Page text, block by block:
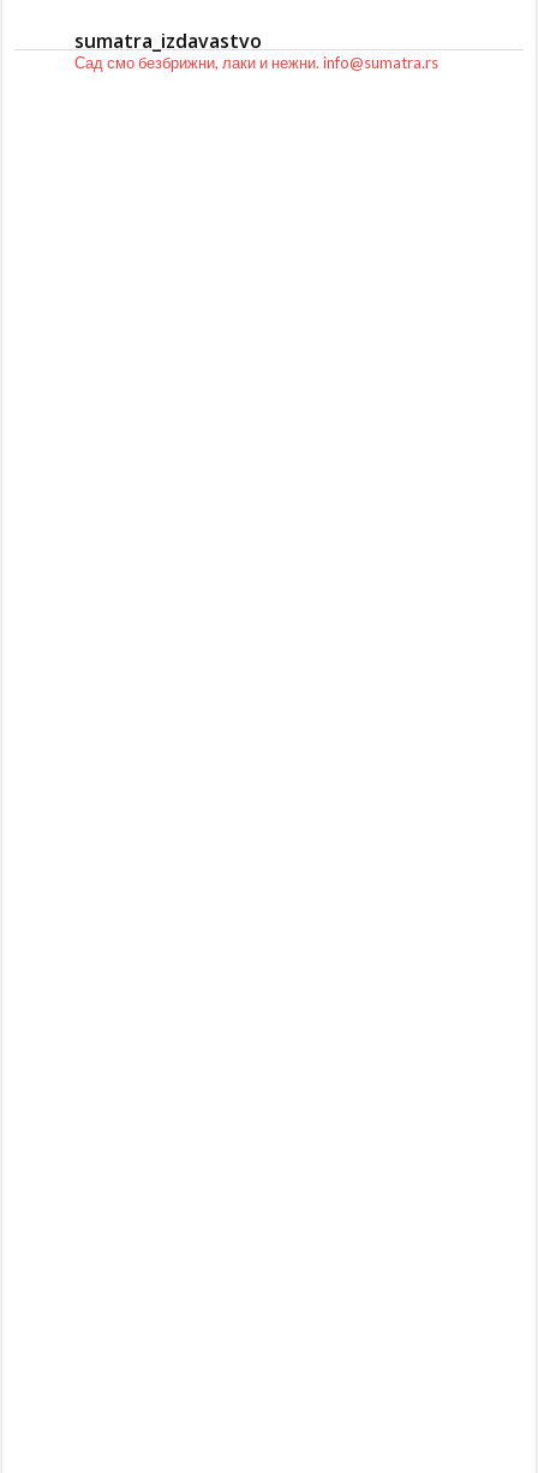
sumatra_izdavastvo
Сад смо безбрижни, лаки и нежни. info@sumatra.rs